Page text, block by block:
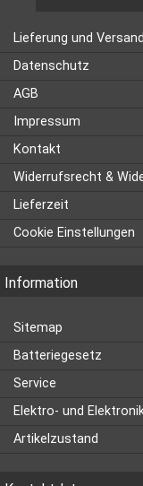
Lieferung und
Datenschutz
AGB
Impressum
Kontakt
Widerrufsrecht &
Lieferzeit
Cookie Einstellungen
Information
Sitemap
Batteriegesetz
Service
Elektro- und
Artikelzustand